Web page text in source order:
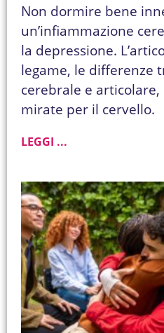
Non dormire bene
un’infiammazione
la depressione.
legame, le differenze
cerebrale e
mirate per il cervello.
LEGGI ...